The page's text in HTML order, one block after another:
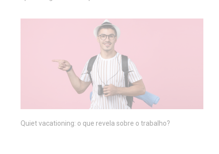
Quiet vacationing: o que revela sobre o trabalho?